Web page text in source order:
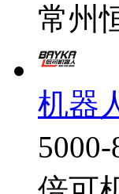
常州
机器
5000-